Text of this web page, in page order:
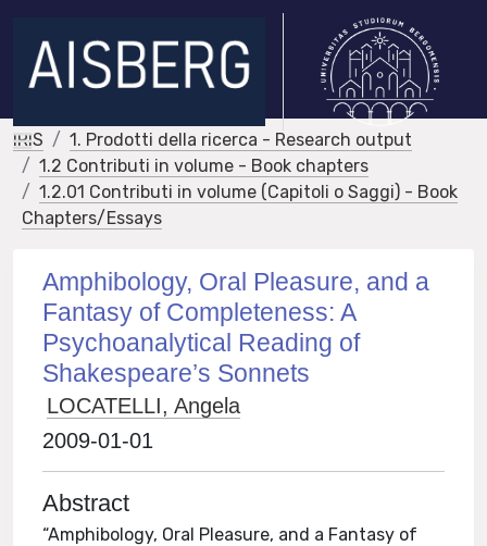
IRIS
1. Prodotti della ricerca - Research output
1.2 Contributi in volume - Book chapters
1.2.01 Contributi in volume (Capitoli o Saggi) - Book
Chapters/Essays
Amphibology, Oral Pleasure, and a
Fantasy of Completeness: A
Psychoanalytical Reading of
Shakespeare’s Sonnets
LOCATELLI, Angela
2009-01-01
Abstract
“Amphibology, Oral Pleasure, and a Fantasy of